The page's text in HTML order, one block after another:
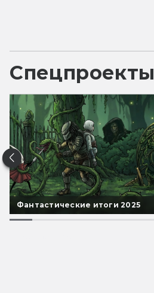
Спецпроекты
Фантастические итоги 2025